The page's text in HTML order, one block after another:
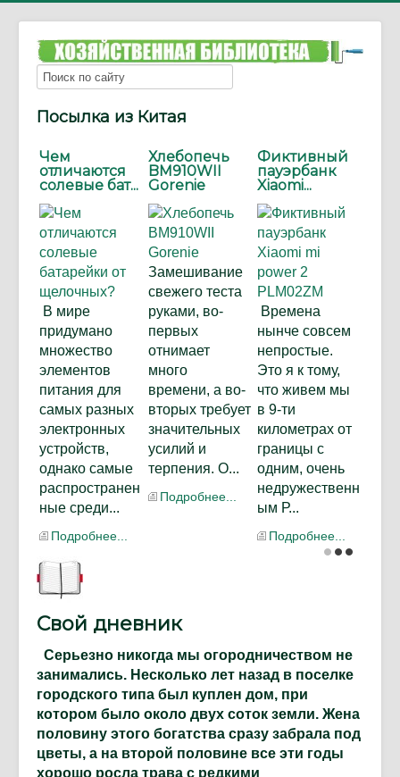
Посылка из Китая
Чем
отличаются
солевые бат...
В мире
придумано
множество
элементов
питания для
самых разных
электронных
устройств,
однако самые
распространен
ные среди...
Подробнее...
Хлебопечь
BM910WII
Gorenie
Замешивание
свежего теста
руками, во-
первых
отнимает
много
времени, а во-
вторых требует
значительных
усилий и
терпения. О...
Подробнее...
Фиктивный
пауэрбанк
Xiaomi...
Времена
нынче совсем
непростые.
Это я к тому,
что живем мы
в 9-ти
километрах от
границы с
одним, очень
недружественн
ым Р...
Подробнее...
Свой дневник
Серьезно никогда мы огородничеством не
занимались. Несколько лет назад в поселке
городского типа был куплен дом, при
котором было около двух соток земли. Жена
половину этого богатства сразу забрала под
цветы, а на второй половине все эти годы
хорошо росла трава с редкими